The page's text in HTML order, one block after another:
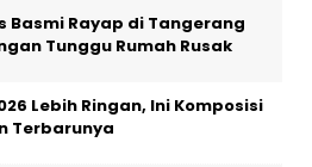
Basmi Rayap di Tangerang
Tunggu Rumah Rusak
Lebih Ringan, Ini Komposisi
Terbarunya